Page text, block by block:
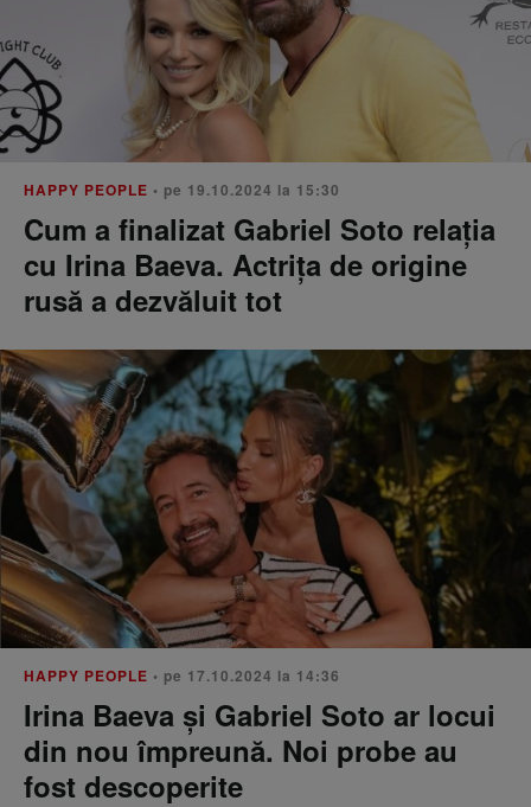
HAPPY PEOPLE • pe 19.10.2024 la 15:30
Cum a finalizat Gabriel Soto relația
cu Irina Baeva. Actrița de origine
rusă a dezvăluit tot
HAPPY PEOPLE • pe 17.10.2024 la 14:36
Irina Baeva și Gabriel Soto ar locui
din nou împreună. Noi probe au
fost descoperite